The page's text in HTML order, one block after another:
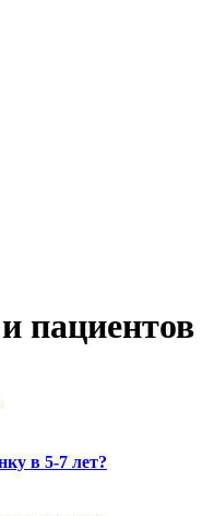
пациентов
в 5-7 лет?